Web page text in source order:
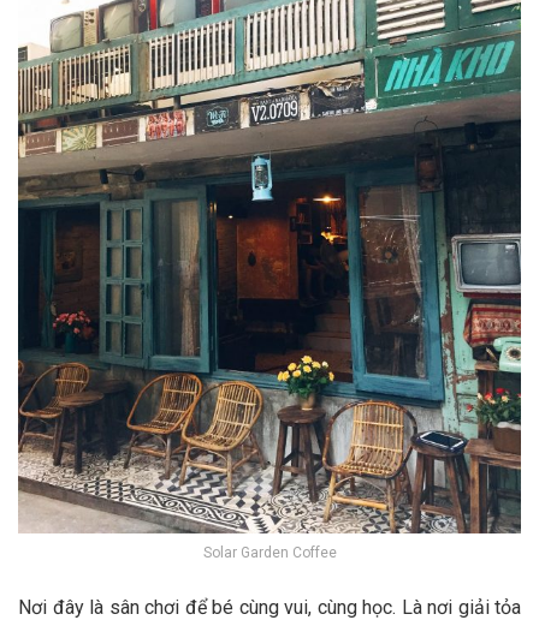
Solar Garden Coffee
N‎‎ơi đ‎‎ây là s‎‎ân chơi đ‎‎ể b‎‎é c‎‎ùng vui, c‎‎ùng học. L‎‎à n‎‎ơi g‎‎iải t‎‎ỏa